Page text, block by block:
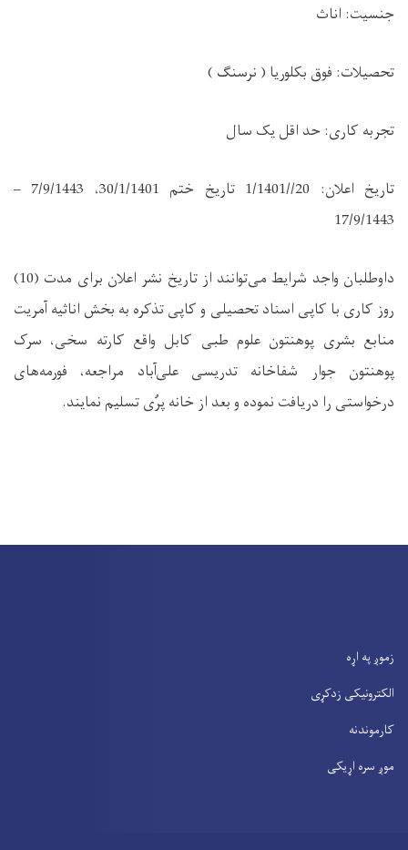
جنسیت: اناث
تحصیلات: فوق بکلوریا ( نرسنگ )
تجربه کاری: حد اقل یک سال
تاریخ اعلان: 20//1/1401 تاریخ ختم 30/1/1401، 7/9/1443 –
17/9/1443
داوطلبان واجد شرایط می‌توانند از تاریخ نشر اعلان برای مدت (10)
روز کاری با کاپی اسناد تحصیلی و کاپی تذکره به بخش اناثیه آمریت
منابع بشری پوهنتون علوم طبی کابل واقع کارته سخی، سرک
پوهنتون جوار شفاخانه تدریسی علی‌آباد مراجعه، فورمه‌های
درخواستی را دریافت نموده و بعد از خانه پرُی تسلیم نمایند.
زموږ په اړه
الکترونیکی زدکړی
کارموندنه
موږ سره اړیکی